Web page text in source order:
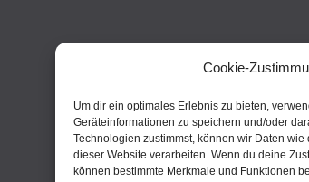
Cookie-
Um dir ein optimales Erlebnis zu bieten,
Geräteinformationen zu speichern und/oder
Technologien zustimmst, können wir Daten
dieser Website verarbeiten. Wenn du deine
können bestimmte Merkmale und Funktionen